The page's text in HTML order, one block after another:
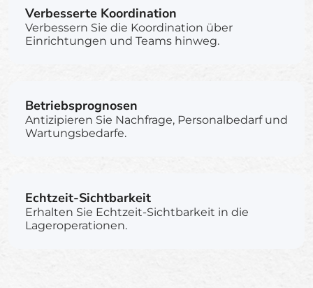
Verbesserte Koordination
Verbessern Sie die Koordination über
Einrichtungen und Teams hinweg.
Betriebsprognosen
Antizipieren Sie Nachfrage, Personalbedarf und
Wartungsbedarfe.
Echtzeit-Sichtbarkeit
Erhalten Sie Echtzeit-Sichtbarkeit in die
Lageroperationen.